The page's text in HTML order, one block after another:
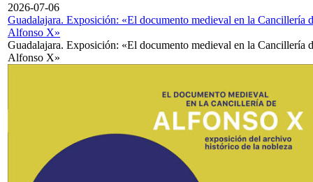
2026-07-06
Guadalajara. Exposición: «El documento medieval en la Cancillería
Alfonso X»
Guadalajara. Exposición: «El documento medieval en la Cancillería
Alfonso X»